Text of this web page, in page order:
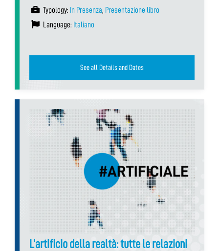
Typology: In Presenza, Presentazione libro
Language: Italiano
See all Details and Dates
L’artificio della realtà: tutte le relazioni